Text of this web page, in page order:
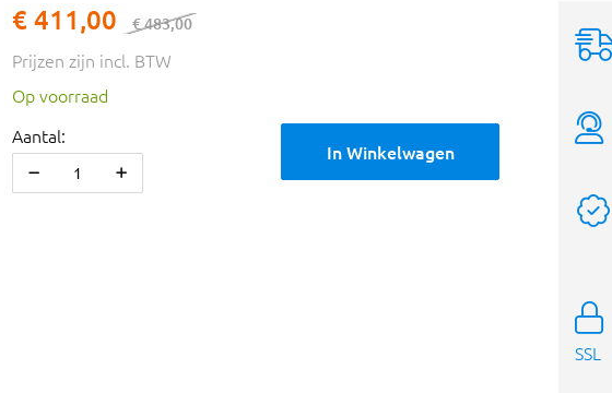
€ 411,00 € 483,00
Prijzen zijn incl. BTW
Op voorraad
Aantal:
In Winkelwagen
SSL